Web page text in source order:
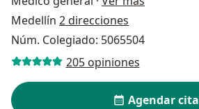
Medellín 2 direcciones
Núm. Colegiado: 5065504
205 opiniones
Agendar cita